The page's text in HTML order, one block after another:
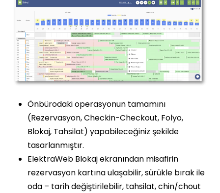
Önbürodaki operasyonun tamamını
(Rezervasyon, Checkin-Checkout, Folyo,
Blokaj, Tahsilat) yapabileceğiniz şekilde
tasarlanmıştır.
ElektraWeb Blokaj ekranından misafirin
rezervasyon kartına ulaşabilir, sürükle bırak ile
oda – tarih değiştirilebilir, tahsilat, chin/chout